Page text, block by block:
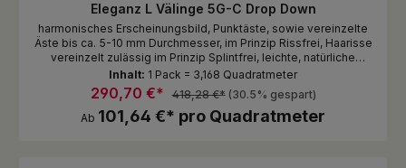
Eleganz L Välinge 5G-C Drop Down
harmonisches Erscheinungsbild, Punktäste, sowie vereinzelte
Äste bis ca. 5-10 mm Durchmesser, im Prinzip Rissfrei, Haarisse
vereinzelt zulässig im Prinzip Splintfrei, leichte, natürliche
Farbunterschiede, Spachtelfarbe schwarz Oberfläche
Standardmässig naturbelassen 1 Lage im Paket gestoßen
Stellen Sie sich Ihern Traumboden zusammen wie Sie es
möchten von komplett natürlich, glatt/Oberfläche unbehandelt,
bis 3D gebürstet mit gebeizter und endgeölter Oberfläche.
Ab 101,64 €* pro Quadratmeter
290,70 €* 418,28 €* (30.5% gespart)
Inhalt: 1 Pack = 3,168 Quadratmeter